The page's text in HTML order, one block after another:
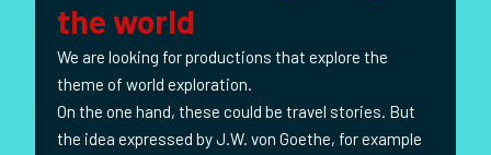
the world
We are looking for productions that explore the
theme of world exploration.
On the one hand, these could be travel stories. But
the idea expressed by J.W. von Goethe, for example